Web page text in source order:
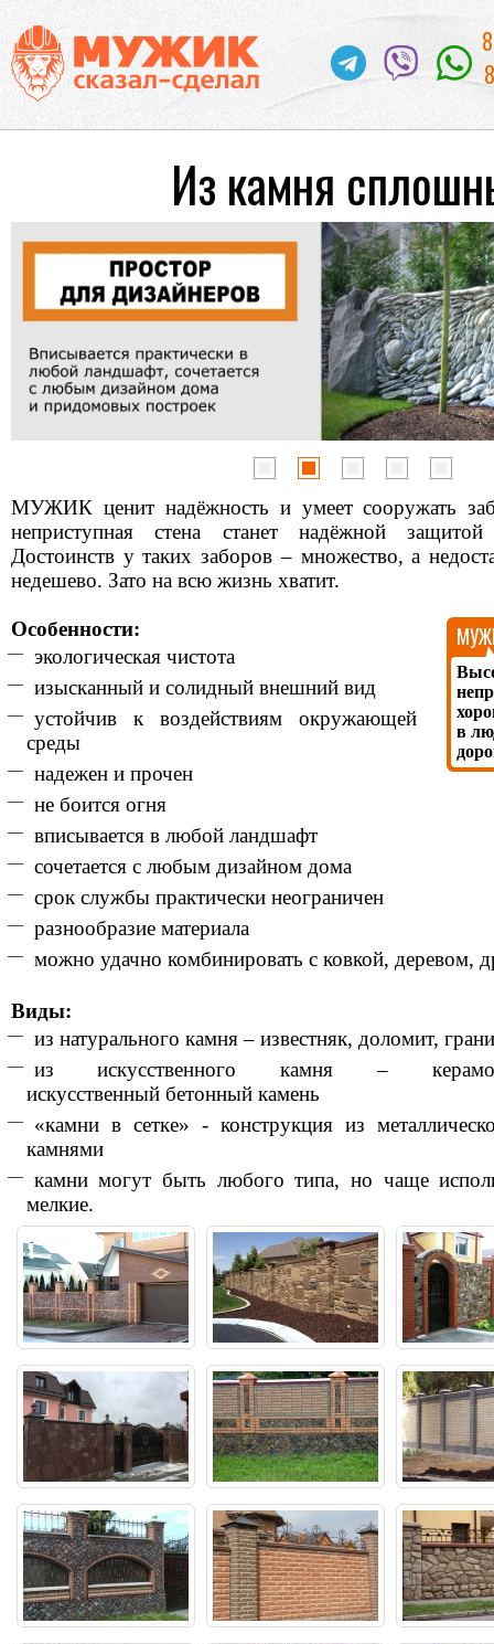
Из камня
МУЖИК ценит надёжность и умеет сооружать
неприступная стена станет надёжной
Достоинств у таких заборов – множество, а
недешево. Зато на всю жизнь хватит.
в
Особенности:
экологическая чистота
изысканный и солидный внешний вид
устойчив к воздействиям окружающей
среды
надежен и прочен
не боится огня
вписывается в любой ландшафт
сочетается с любым дизайном дома
срок службы практически неограничен
разнообразие материала
можно удачно комбинировать с ковкой, деревом,
Виды:
из натурального камня – известняк, доломит,
из искусственного камня –
искусственный бетонный камень
«камни в сетке» - конструкция из
камнями
камни могут быть любого типа, но чаще
мелкие.